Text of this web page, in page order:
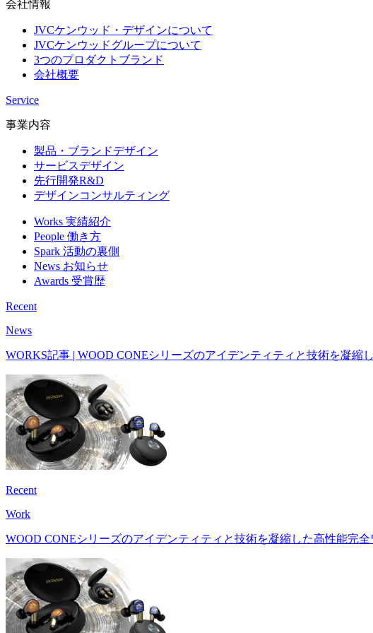
About
会社情報
JVCケンウッド・デザインについて
JVCケンウッドグループについて
会社概要
Service
事業内容
製品・ブランドデザイン
サービスデザイン
先行開発R&D
デザインコンサルティング
Works実績紹介
People働き方
Spark活動の裏側
News
Awards
News
WORKS記事 | WOOD CONEシリーズのアイデンティティと技術を凝縮
Work
WOOD CONEシリーズのアイデンティティと技術を凝縮した高性能完全